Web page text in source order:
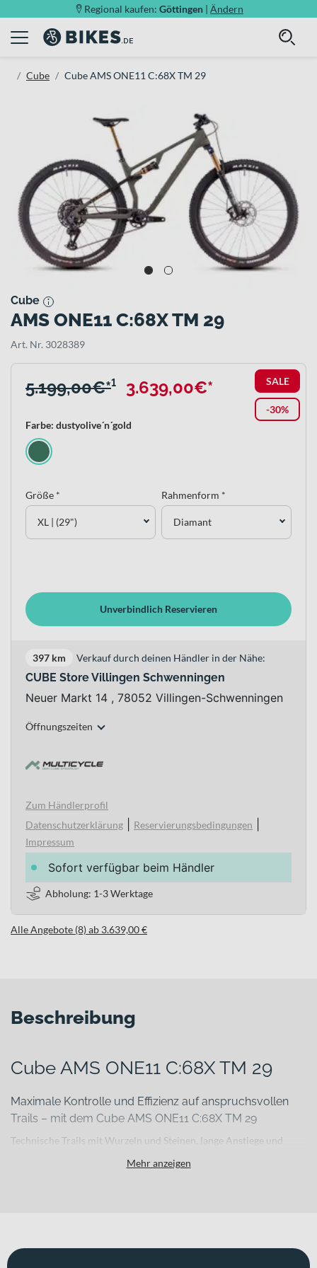
Regional kaufen: Göttingen | Ändern
Cube Cube AMS ONE11 C:68X TM 29
Cube
AMS ONE11 C:68X TM 29
Art. Nr. 3028389
SALE
-30%
5.199,00€*¹ 3.639,00€*
Farbe: dustyolive´n´gold
Größe *
XL | (29")
Rahmenform *
Diamant
Unverbindlich Reservieren
397 km Verkauf durch deinen Händler in der Nähe:
CUBE Store Villingen Schwenningen
Neuer Markt 14 , 78052 Villingen-Schwenningen
Öffnungszeiten
Zum Händlerprofil
Datenschutzerklärung
Reservierungsbedingungen
Impressum
Sofort verfügbar beim Händler
Abholung: 1-3 Werktage
Alle Angebote (8) ab 3.639,00 €
Beschreibung
Cube AMS ONE11 C:68X TM 29
Maximale Kontrolle und Effizienz auf anspruchsvollen
Trails – mit dem Cube AMS ONE11 C:68X TM 29
Technische Trails mit Wurzeln und Steinen, lange Anstiege und
und kompromisslos leistungsfähig ist. Genau hier setzt das Cube
Mehr anzeigen